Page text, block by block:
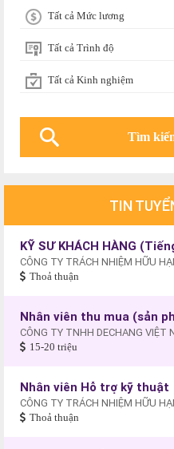
Tất cả Mức lương
Tất cả Trình độ
Tất cả Kinh nghiệm
TIN
KỸ SƯ KHÁCH HÀNG
Thoả thuận
Nhân viên thu mua (sản
CÔNG TY TNHH DECHANG VIỆT
15-20 triệu
Nhân viên Hỗ trợ kỹ thuật
Thoả thuận